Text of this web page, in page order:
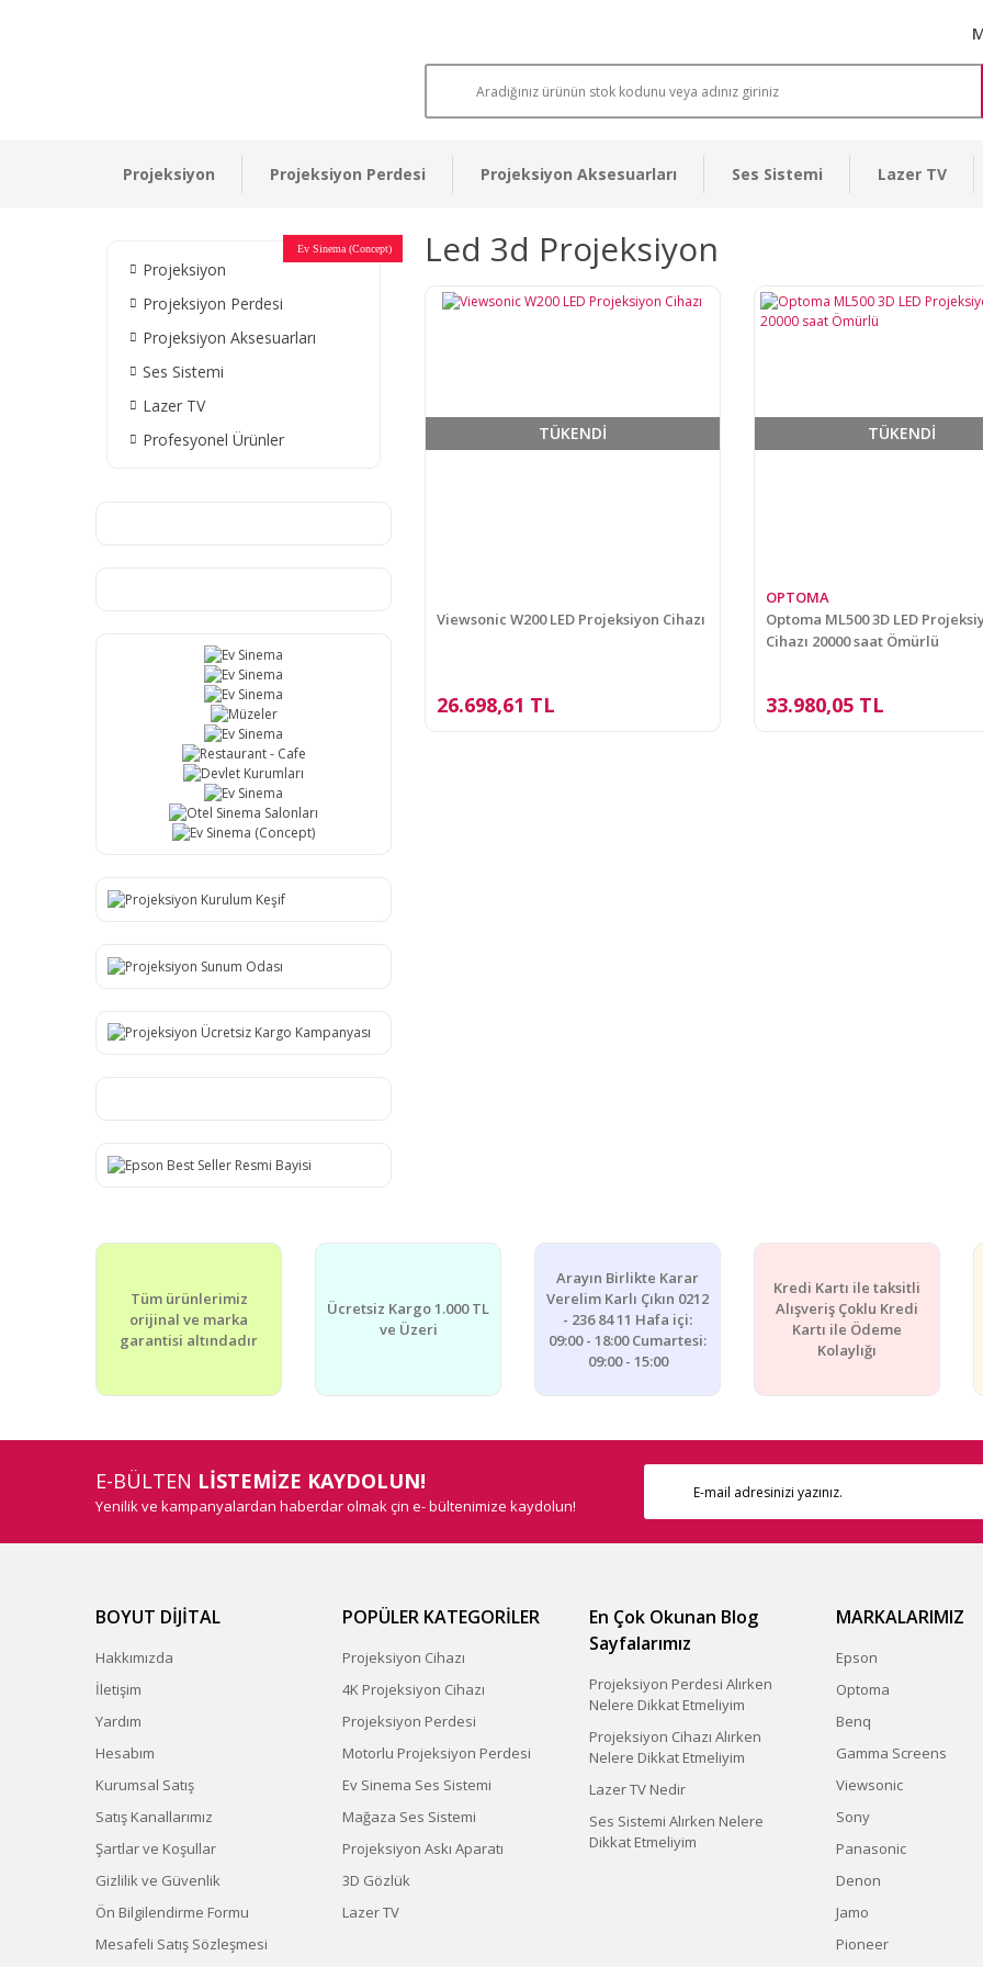
Projeksiyon Projeksiyon Perdesi Projeksiyon Aksesuarları Ses Sistemi Lazer TV
Projeksiyon
Projeksiyon Perdesi
Projeksiyon Aksesuarları
Ses Sistemi
Lazer TV
Profesyonel Ürünler
Ev Sinema
Ev Sinema
Ev Sinema
Müzeler
Ev Sinema
Restaurant - Cafe
Devlet Kurumları
Ev Sinema
Otel Sinema Salonları
Ev Sinema (Concept) Led 3d Projeksiyon
TÜKENDİ
Viewsonic W200 LED Projeksiyon Cihazı
26.698,61 TL
TÜKENDİ
OPTOMA
Optoma ML500 3D LED
Cihazı 20000 saat Ömürlü
33.980,05 TL
Tüm ürünlerimiz
orijinal ve marka
garantisi altındadır
Ücretsiz Kargo 1.000 TL
ve Üzeri
Arayın Birlikte Karar
Verelim Karlı Çıkın 0212
- 236 84 11 Hafa içi:
09:00 - 18:00 Cumartesi:
09:00 - 15:00
Kredi Kartı ile taksitli
Alışveriş Çoklu Kredi
Kartı ile Ödeme
Kolaylığı
E-BÜLTEN LİSTEMİZE KAYDOLUN!
Yenilik ve kampanyalardan haberdar olmak çin e- bültenimize kaydolun!
BOYUT DİJİTAL
Hakkımızda
İletişim
Yardım
Hesabım
Kurumsal Satış
Satış Kanallarımız
Şartlar ve Koşullar
Gizlilik ve Güvenlik
Ön Bilgilendirme Formu
Mesafeli Satış Sözleşmesi
POPÜLER KATEGORİLER
Projeksiyon Cihazı
4K Projeksiyon Cihazı
Projeksiyon Perdesi
Motorlu Projeksiyon Perdesi
Ev Sinema Ses Sistemi
Mağaza Ses Sistemi
Projeksiyon Askı Aparatı
3D Gözlük
Lazer TV
En Çok Okunan Blog
Sayfalarımız
Projeksiyon Perdesi Alırken
Nelere Dikkat Etmeliyim
Projeksiyon Cihazı Alırken
Nelere Dikkat Etmeliyim
Lazer TV Nedir
Ses Sistemi Alırken Nelere
Dikkat Etmeliyim
MARKALARIMIZ
Epson
Optoma
Benq
Gamma Screens
Viewsonic
Sony
Panasonic
Denon
Jamo
Pioneer